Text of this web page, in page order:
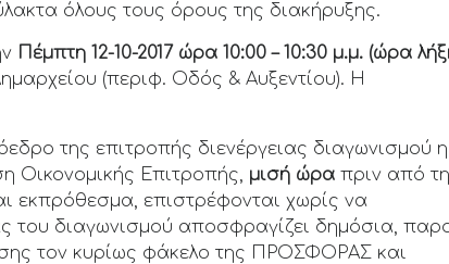
όλους τους όρους της διακήρυξης.
Πέμπτη 12-10-2017 ώρα 10:00 – 10:30 μ.μ. (ώρα
(περιφ. Οδός & Αυξεντίου). Η
της επιτροπής διενέργειας διαγωνισμού
Οικονομικής Επιτροπής, μισή ώρα πριν από
επιστρέφονται χωρίς να
του διαγωνισμού αποσφραγίζει δημόσια,
τον κυρίως φάκελο της ΠΡΟΣΦΟΡΑΣ και